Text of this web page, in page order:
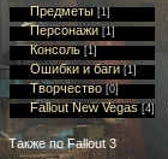
Предметы [1]
Персонажи [1]
Консоль [1]
Ошибки и баги [1]
Творчество [0]
Fallout New Vegas [4]
Также по Fallout 3